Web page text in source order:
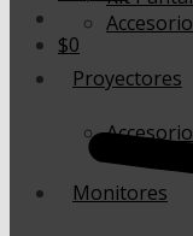
$0
Proyectores
Monitores